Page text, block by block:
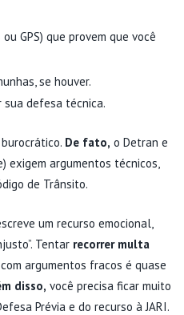
GPS) que provem que você
se houver.
sua defesa técnica.
De fato, o Detran e
exigem argumentos técnicos,
de Trânsito.
um recurso emocional,
Tentar recorrer multa
argumentos fracos é quase
disso, você precisa ficar muito
Prévia e do recurso à JARI.